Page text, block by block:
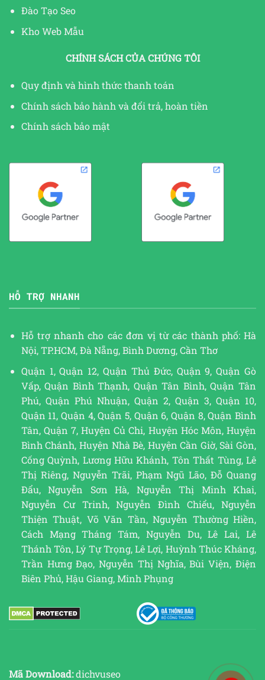
Đào Tạo Seo
Kho Web Mẫu
CHÍNH SÁCH CỦA CHÚNG TÔI
Quy định và hình thức thanh toán
Chính sách bảo hành và đổi trả, hoàn tiền
Chính sách bảo mật
HỖ TRỢ NHANH
Hỗ trợ nhanh cho các đơn vị từ các thành phố: Hà
Nội, TP.HCM, Đà Nẵng, Bình Dương, Cần Thơ
Quận 1, Quận 12, Quận Thủ Đức, Quận 9, Quận Gò
Vấp, Quận Bình Thạnh, Quận Tân Bình, Quận Tân
Phú, Quận Phú Nhuận, Quận 2, Quận 3, Quận 10,
Quận 11, Quận 4, Quận 5, Quận 6, Quận 8, Quận Bình
Tân, Quận 7, Huyện Củ Chi, Huyện Hóc Môn, Huyện
Bình Chánh, Huyện Nhà Bè, Huyện Cần Giờ, Sài Gòn,
Cống Quỳnh, Lương Hữu Khánh, Tôn Thất Tùng, Lê
Thị Riêng, Nguyễn Trãi, Phạm Ngũ Lão, Đỗ Quang
Đẩu, Nguyễn Sơn Hà, Nguyễn Thị Minh Khai,
Nguyễn Cư Trinh, Nguyễn Đình Chiểu, Nguyễn
Thiện Thuật, Võ Văn Tần, Nguyễn Thường Hiền,
Cách Mạng Tháng Tám, Nguyễn Du, Lê Lai, Lê
Thánh Tôn, Lý Tự Trọng, Lê Lợi, Huỳnh Thúc Kháng,
Trần Hưng Đạo, Nguyễn Thị Nghĩa, Bùi Viện, Điện
Biên Phủ, Hậu Giang, Minh Phụng
Mã Download:dichvuseo